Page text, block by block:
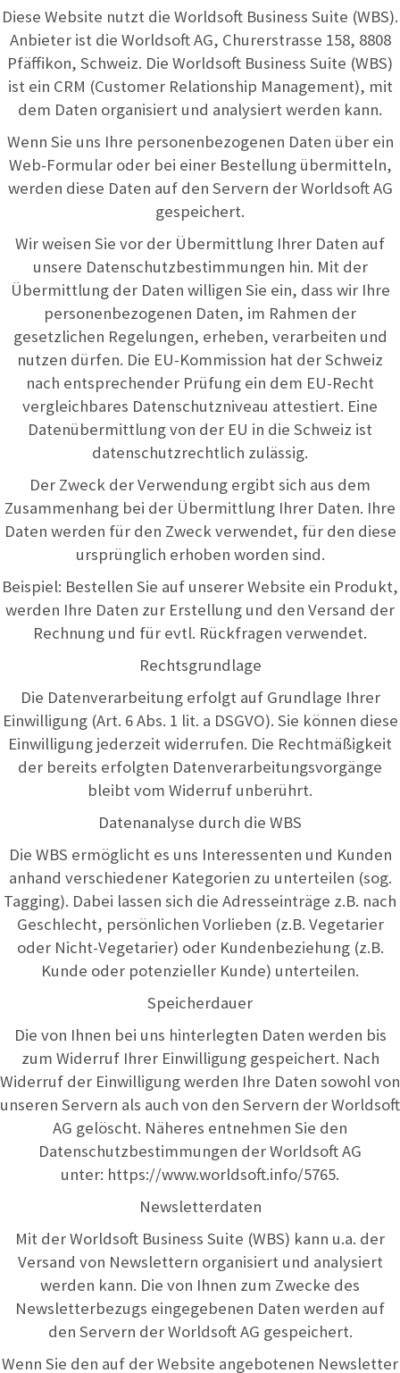
Diese Website nutzt die Worldsoft Business Suite (WBS).
Anbieter ist die Worldsoft AG, Churerstrasse 158, 8808
Pfäffikon, Schweiz. Die Worldsoft Business Suite (WBS)
ist ein CRM (Customer Relationship Management), mit
dem Daten organisiert und analysiert werden kann.
Wenn Sie uns Ihre personenbezogenen Daten über ein
Web-Formular oder bei einer Bestellung übermitteln,
werden diese Daten auf den Servern der Worldsoft AG
gespeichert.
Wir weisen Sie vor der Übermittlung Ihrer Daten auf
unsere Datenschutzbestimmungen hin. Mit der
Übermittlung der Daten willigen Sie ein, dass wir Ihre
personenbezogenen Daten, im Rahmen der
gesetzlichen Regelungen, erheben, verarbeiten und
nutzen dürfen. Die EU-Kommission hat der Schweiz
nach entsprechender Prüfung ein dem EU-Recht
vergleichbares Datenschutzniveau attestiert. Eine
Datenübermittlung von der EU in die Schweiz ist
datenschutzrechtlich zulässig.
Der Zweck der Verwendung ergibt sich aus dem
Zusammenhang bei der Übermittlung Ihrer Daten. Ihre
Daten werden für den Zweck verwendet, für den diese
ursprünglich erhoben worden sind.
Beispiel: Bestellen Sie auf unserer Website ein Produkt,
werden Ihre Daten zur Erstellung und den Versand der
Rechnung und für evtl. Rückfragen verwendet.
Rechtsgrundlage
Die Datenverarbeitung erfolgt auf Grundlage Ihrer
Einwilligung (Art. 6 Abs. 1 lit. a DSGVO). Sie können diese
Einwilligung jederzeit widerrufen. Die Rechtmäßigkeit
der bereits erfolgten Datenverarbeitungsvorgänge
bleibt vom Widerruf unberührt.
Datenanalyse durch die WBS
Die WBS ermöglicht es uns Interessenten und Kunden
anhand verschiedener Kategorien zu unterteilen (sog.
Tagging). Dabei lassen sich die Adresseinträge z.B. nach
Geschlecht, persönlichen Vorlieben (z.B. Vegetarier
oder Nicht-Vegetarier) oder Kundenbeziehung (z.B.
Kunde oder potenzieller Kunde) unterteilen.
Speicherdauer
Die von Ihnen bei uns hinterlegten Daten werden bis
zum Widerruf Ihrer Einwilligung gespeichert. Nach
Widerruf der Einwilligung werden Ihre Daten sowohl von
unseren Servern als auch von den Servern der Worldsoft
AG gelöscht. Näheres entnehmen Sie den
Datenschutzbestimmungen der Worldsoft AG
unter: https://www.worldsoft.info/5765.
Newsletterdaten
Mit der Worldsoft Business Suite (WBS) kann u.a. der
Versand von Newslettern organisiert und analysiert
werden kann. Die von Ihnen zum Zwecke des
Newsletterbezugs eingegebenen Daten werden auf
den Servern der Worldsoft AG gespeichert.
Wenn Sie den auf der Website angebotenen Newsletter